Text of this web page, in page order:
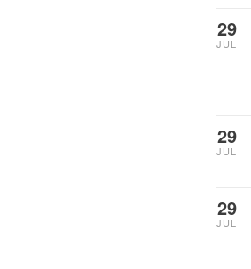
29
JUL
29
JUL
29
JUL